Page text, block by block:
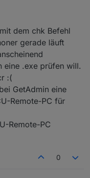
dem chk Befehl
gerade läuft
eine .exe prüfen will.
:(
GetAdmin eine
Remote-PC für
Remote-PC
0